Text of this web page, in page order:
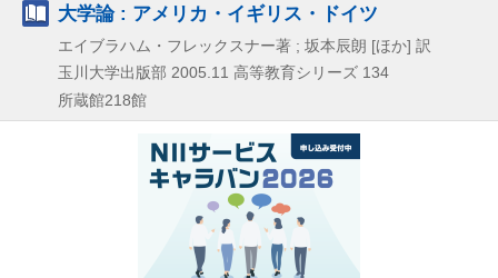
大学論 : アメリカ・イギリス・ドイツ
エイブラハム・フレックスナー著 ; 坂本辰朗 [ほか] 訳
玉川大学出版部 2005.11 高等教育シリーズ 134
所蔵館218館